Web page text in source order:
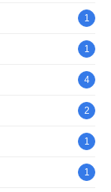
1
1
4
2
1
1